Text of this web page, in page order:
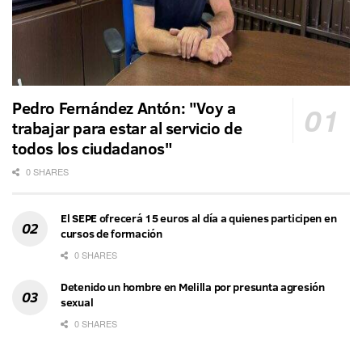
Pedro Fernández Antón: "Voy a
trabajar para estar al servicio de
todos los ciudadanos"
0 SHARES
El SEPE ofrecerá 15 euros al día a quienes participen en
cursos de formación
0 SHARES
Detenido un hombre en Melilla por presunta agresión
sexual
0 SHARES